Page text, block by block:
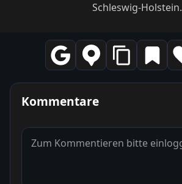
Schleswig-Holstein.
Kommentare